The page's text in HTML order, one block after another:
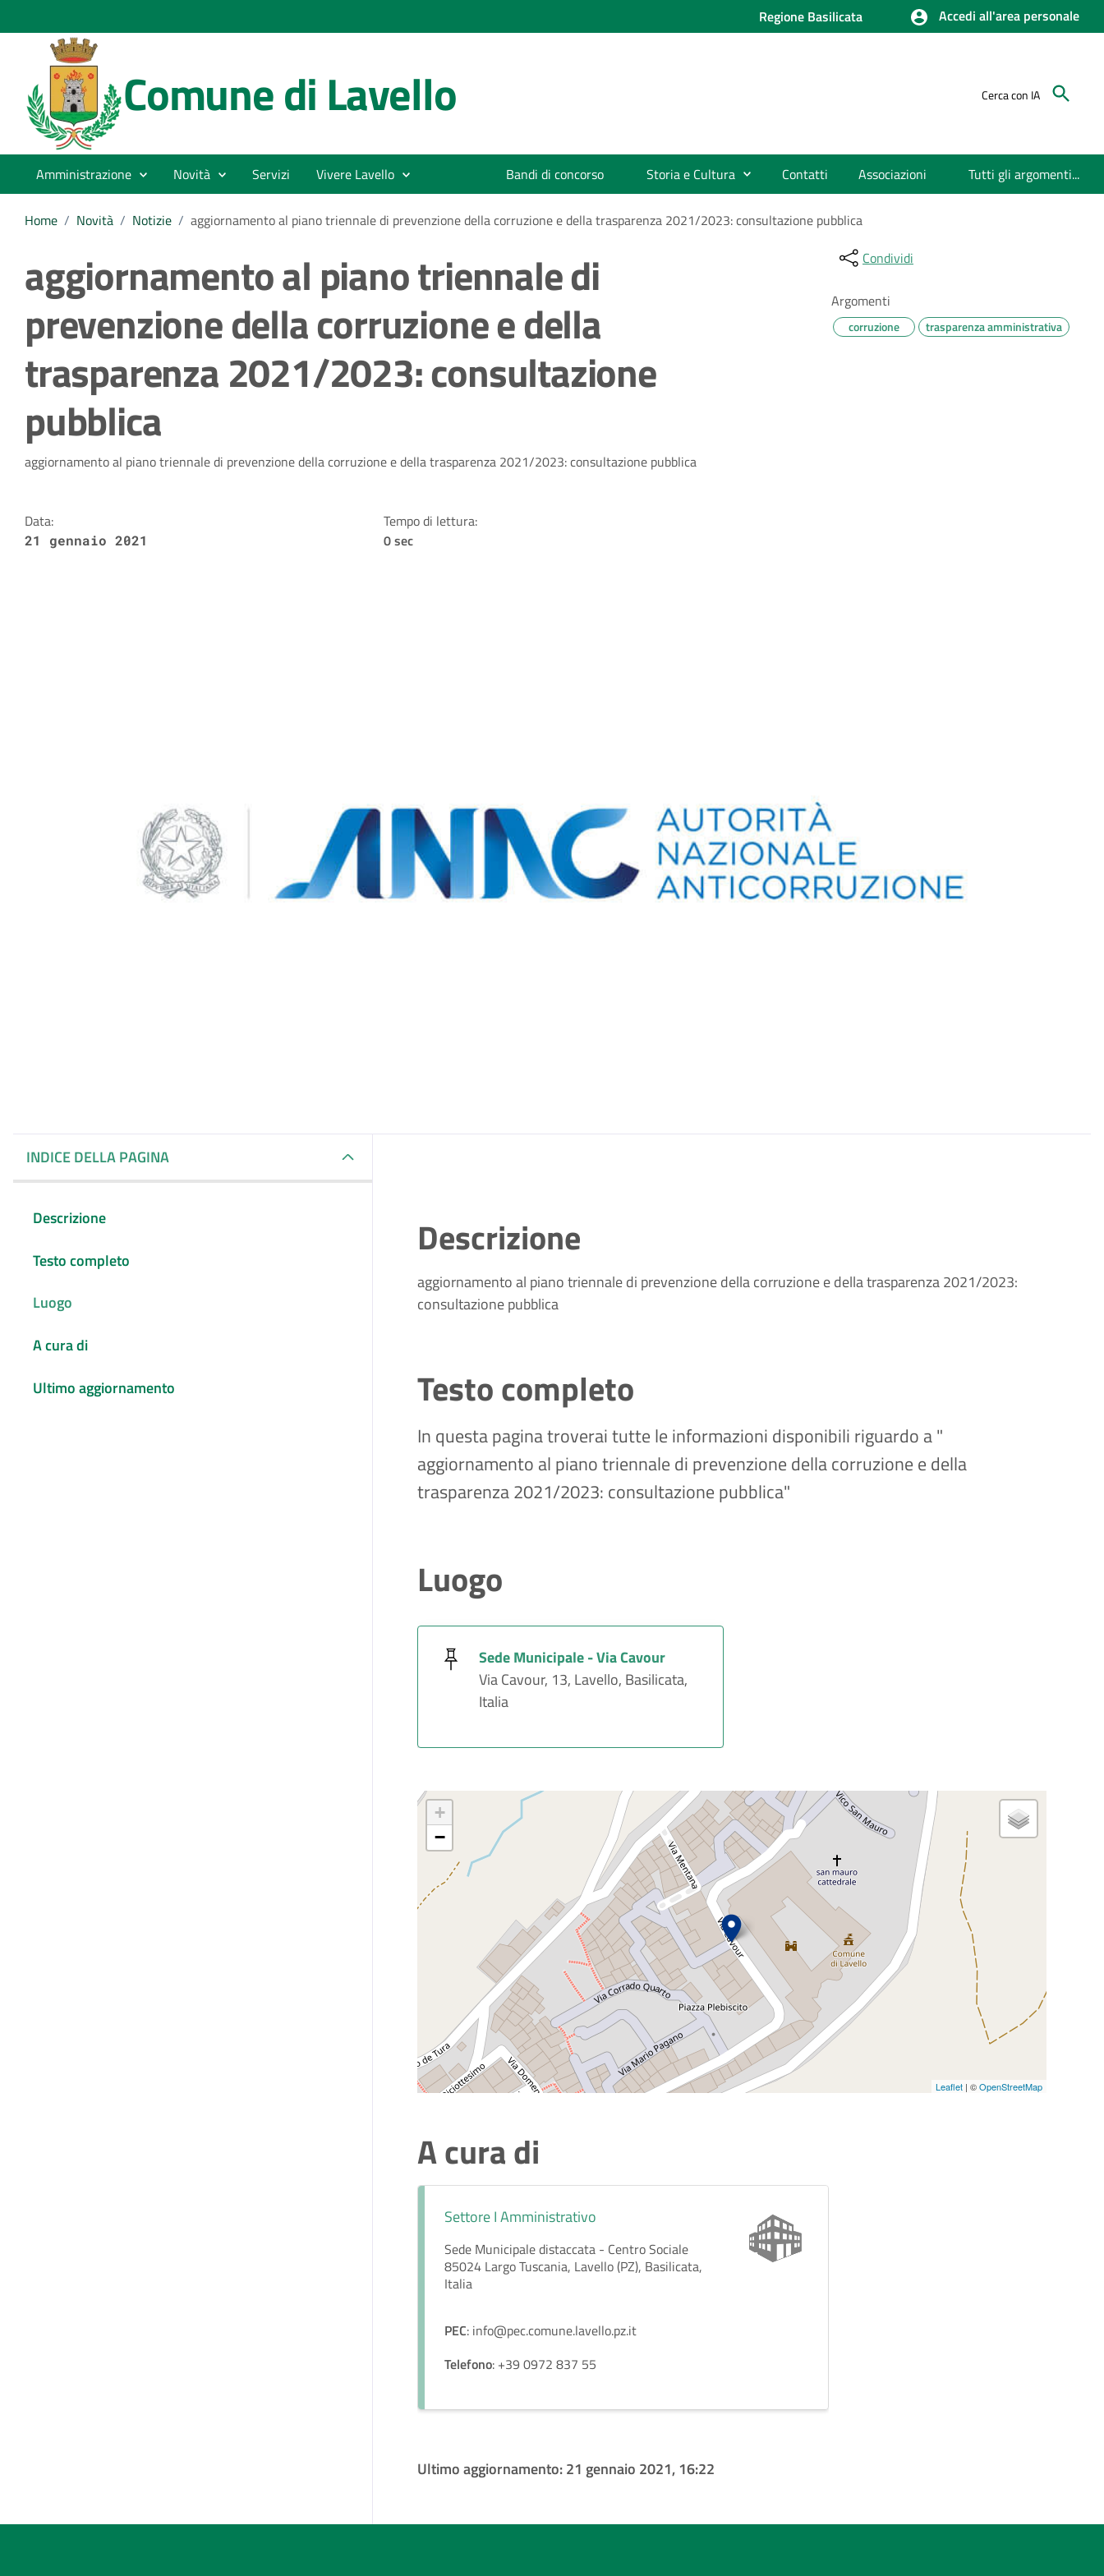
Regione Basilicata Accedi all'area personale
Comune di Lavello Cerca con IA
Amministrazione Novità Servizi Vivere Lavello Bandi di concorso Storia e Cultura Contatti Associazioni Tutti gli argomenti...
Home / Novità / Notizie / aggiornamento al piano triennale di prevenzione della corruzione e della trasparenza 2021/2023: consultazione pubblica
aggiornamento al piano triennale di
prevenzione della corruzione e della
trasparenza 2021/2023: consultazione
pubblica
Dettagli della notizia
aggiornamento al piano triennale di prevenzione della corruzione e della trasparenza 2021/2023: consultazione pubblica
Data:
21 gennaio 2021
Tempo di lettura:
0 sec
Condividi
Argomenti
corruzione trasparenza amministrativa
INDICE DELLA PAGINA
Descrizione
Testo completo
Luogo
A cura di
Ultimo aggiornamento
Descrizione
aggiornamento al piano triennale di prevenzione della corruzione e della trasparenza 2021/2023:
consultazione pubblica
Testo completo
In questa pagina troverai tutte le informazioni disponibili riguardo a "
aggiornamento al piano triennale di prevenzione della corruzione e della
trasparenza 2021/2023: consultazione pubblica"
Luogo
Sede Municipale - Via Cavour
Via Cavour, 13, Lavello, Basilicata,
Italia
+
−
Leaflet| ©OpenStreetMap
A cura di
Settore I Amministrativo
Sede Municipale distaccata - Centro Sociale
85024 Largo Tuscania, Lavello (PZ), Basilicata,
Italia
PEC: info@pec.comune.lavello.pz.it
Telefono: +39 0972 837 55
Ultimo aggiornamento:21 gennaio 2021, 16:22